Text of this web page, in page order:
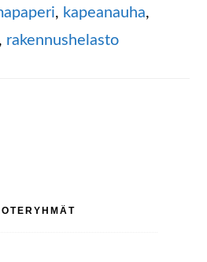
, kapeanauha,
, rakennushelasto